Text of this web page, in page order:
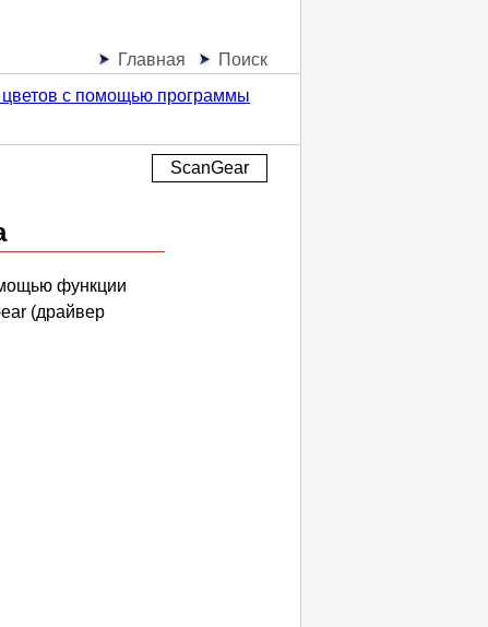
Главная
Поиск
цветов с помощью программы
ScanGear
функции
(драйвер